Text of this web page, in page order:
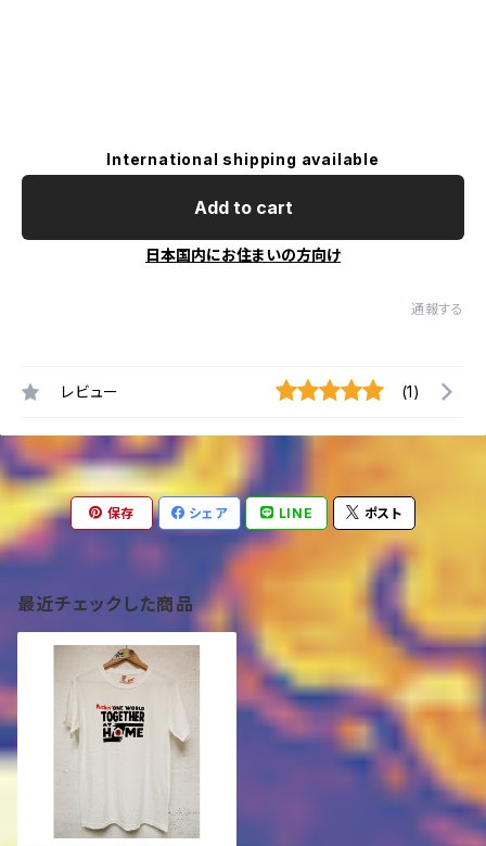
International shipping available
Add to cart
日本国内にお住まいの方向け
通報する
レビュー (1)
保存 シェア LINE ポスト
最近チェックした商品